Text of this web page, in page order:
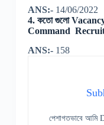
ANS:- 14/06/2022
4. কতো গুলো
Command
ANS:- 158
পেশাগতভাবে